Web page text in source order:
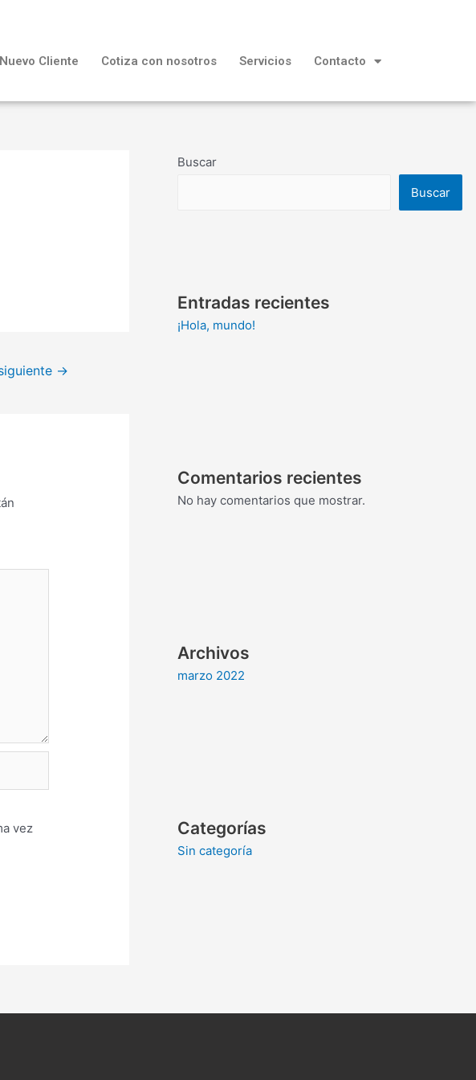
Nuevo Cliente Cotiza con nosotros Servicios Contacto
→
vez
Buscar
Buscar
Entradas recientes
¡Hola, mundo!
Comentarios recientes
No hay comentarios que mostrar.
Archivos
marzo 2022
Categorías
Sin categoría